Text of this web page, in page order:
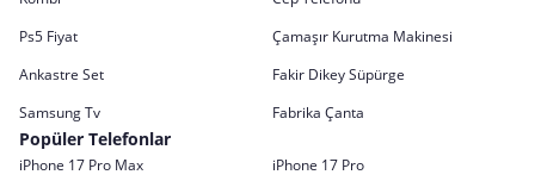
Ps5 Fiyat
Çamaşır Kurutma Makinesi
Ankastre Set
Fakir Dikey Süpürge
Samsung Tv
Fabrika Çanta
Popüler Telefonlar
iPhone 17 Pro Max
iPhone 17 Pro